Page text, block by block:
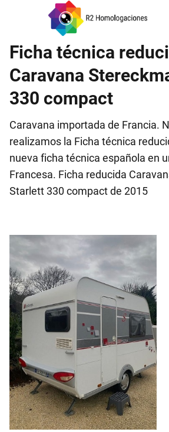
Ficha técnica
Caravana
330 compact
Caravana importada de Francia.
realizamos la Ficha técnica
nueva ficha técnica española en
Francesa. Ficha reducida
Starlett 330 compact de 2015